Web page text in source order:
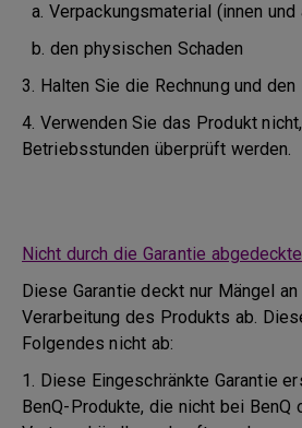
a. Verpackungsmaterial (innen und
b. den physischen Schaden
3. Halten Sie die Rechnung und
4. Verwenden Sie das Produkt
Betriebsstunden überprüft werden.
Nicht durch die Garantie
Diese Garantie deckt nur Mängel
Verarbeitung des Produkts ab.
Folgendes nicht ab:
1. Diese Eingeschränkte Garantie
BenQ-Produkte, die nicht bei BenQ